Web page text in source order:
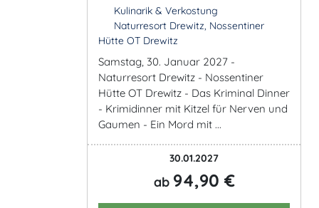
Kulinarik & Verkostung
Naturresort Drewitz, Nossentiner
Hütte OT Drewitz
Samstag, 30. Januar 2027 -
Naturresort Drewitz - Nossentiner
Hütte OT Drewitz - Das Kriminal Dinner
- Krimidinner mit Kitzel für Nerven und
Gaumen - Ein Mord mit ...
30.01.2027
ab 94,90 €